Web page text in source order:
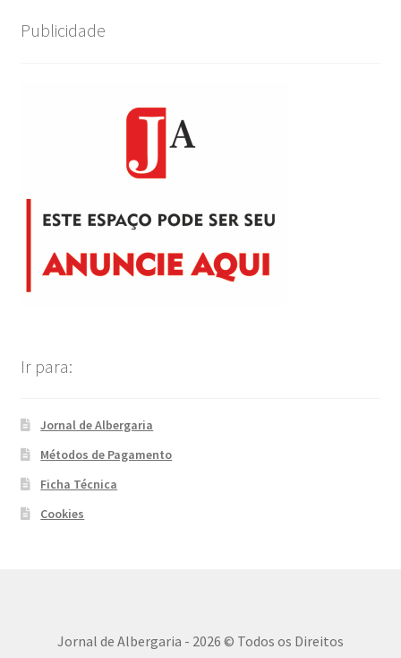
Publicidade
Ir para:
Jornal de Albergaria
Métodos de Pagamento
Ficha Técnica
Cookies
Jornal de Albergaria - 2026 © Todos os Direitos